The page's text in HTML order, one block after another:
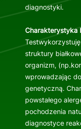
diagnostyki.
Charakterystyka
struktury
organizm,
wprowadzając
genetyczną.
powstałego
pochodzenia
diagnostyce